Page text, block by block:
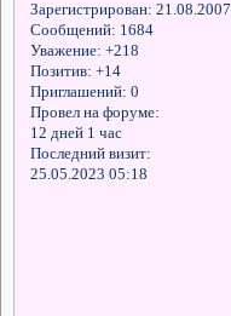
Зарегистрирован: 21.08.2007
Сообщений: 1684
Уважение: +218
Позитив: +14
Приглашений: 0
Провел на форуме:
12 дней 1 час
Последний визит:
25.05.2023 05:18